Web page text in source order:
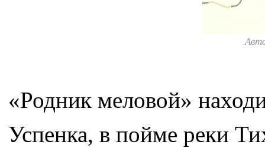
«Родник меловой»
Успенка, в пойме реки